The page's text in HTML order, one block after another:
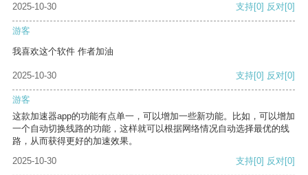
2025-10-30
支持[0] 反对[0]
游客
我喜欢这个软件 作者加油
2025-10-30 支持[0] 反对[0]
游客
这款加速器app的功能有点单一，可以增加一些新功能。比如，可以增加
一个自动切换线路的功能，这样就可以根据网络情况自动选择最优的线
路，从而获得更好的加速效果。
2025-10-30
支持[0] 反对[0]